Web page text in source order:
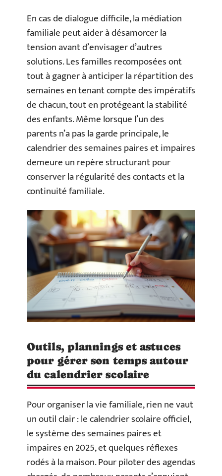
En cas de dialogue difficile, la médiation
familiale peut aider à désamorcer la
tension avant d’envisager d’autres
solutions. Les familles recomposées ont
tout à gagner à anticiper la répartition des
semaines en tenant compte des impératifs
de chacun, tout en protégeant la stabilité
des enfants. Même lorsque l’un des
parents n’a pas la garde principale, le
calendrier des semaines paires et impaires
demeure un repère structurant pour
conserver la régularité des contacts et la
continuité familiale.
Outils, plannings et astuces
pour gérer son temps autour
du calendrier scolaire
Pour organiser la vie familiale, rien ne vaut
un outil clair : le calendrier scolaire officiel,
le système des semaines paires et
impaires en 2025, et quelques réflexes
rodés à la maison. Pour piloter des agendas